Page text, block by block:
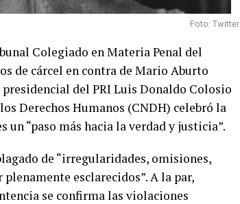
Foto: Twitter
Colegiado en Materia Penal del
de cárcel en contra de Mario Aburto
del PRI Luis Donaldo Colosio
Derechos Humanos (CNDH) celebró la
“paso más hacia la verdad y justicia”.
de “irregularidades, omisiones,
esclarecidos”. A la par,
se confirma las violaciones